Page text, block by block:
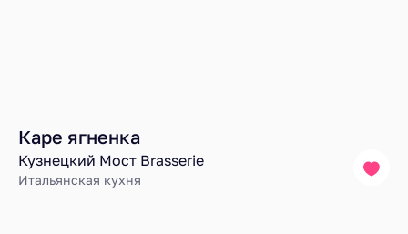
Каре ягненка
Кузнецкий Мост Brasserie
Итальянская кухня